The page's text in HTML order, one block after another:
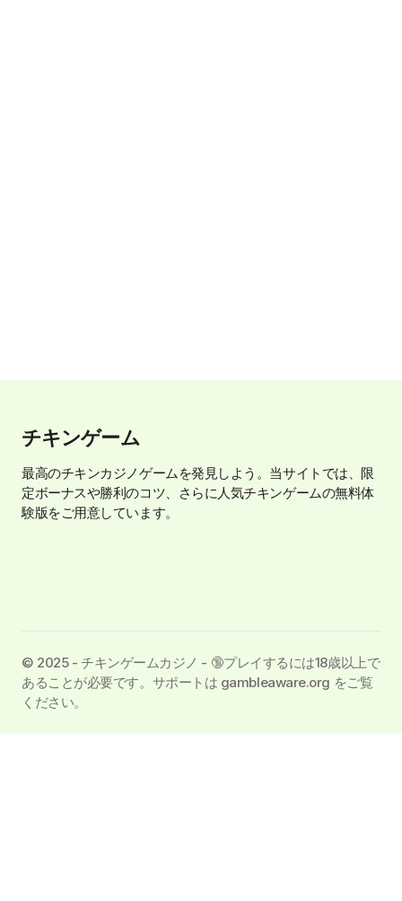
チキンゲーム
最高のチキンカジノゲームを発見しよう。当サイトでは、限
定ボーナスや勝利のコツ、さらに人気チキンゲームの無料体
験版をご用意しています。
©️ 2025 - チキンゲームカジノ - 🔞プレイするには18歳以上で
あることが必要です。サポートは gambleaware.org をご覧
ください。